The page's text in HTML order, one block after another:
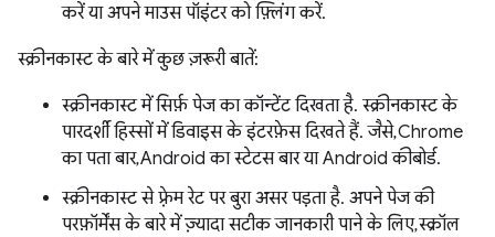
करें या अपने माउस पॉइंटर को फ़्लिंग करें.
स्क्रीनकास्ट के बारे में कुछ ज़रूरी बातें:
स्क्रीनकास्ट में सिर्फ़ पेज का कॉन्टेंट दिखता है. स्क्रीनकास्ट के
पारदर्शी हिस्सों में डिवाइस के इंटरफ़ेस दिखते हैं. जैसे, Chrome
का पता बार, Android का स्टेटस बार या Android कीबोर्ड.
स्क्रीनकास्ट से फ़्रेम रेट पर बुरा असर पड़ता है. अपने पेज की
परफ़ॉर्मेंस के बारे में ज़्यादा सटीक जानकारी पाने के लिए, स्क्रॉल